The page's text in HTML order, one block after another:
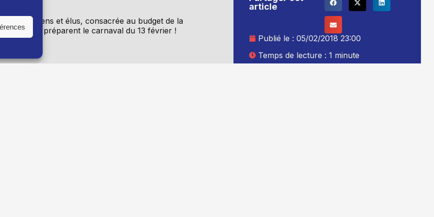
citoyens et élus, consacrée au budget de la
les jeunes préparent le carnaval du 13 février !
article
Publié le :05/02/2018 23:00
Temps de lecture : 1 minute